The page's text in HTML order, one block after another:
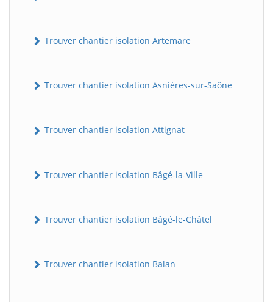
Trouver chantier isolation Artemare
Trouver chantier isolation Asnières-sur-Saône
Trouver chantier isolation Attignat
Trouver chantier isolation Bâgé-la-Ville
Trouver chantier isolation Bâgé-le-Châtel
Trouver chantier isolation Balan